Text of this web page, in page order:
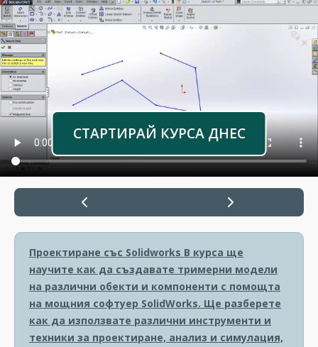
СТАРТИРАЙ КУРСА ДНЕС
Проектиране със Solidworks В курса ще
научите как да създавате тримерни модели
на различни обекти и компоненти с помощта
на мощния софтуер SolidWorks. Ще разберете
как да използвате различни инструменти и
техники за проектиране, анализ и симулация,